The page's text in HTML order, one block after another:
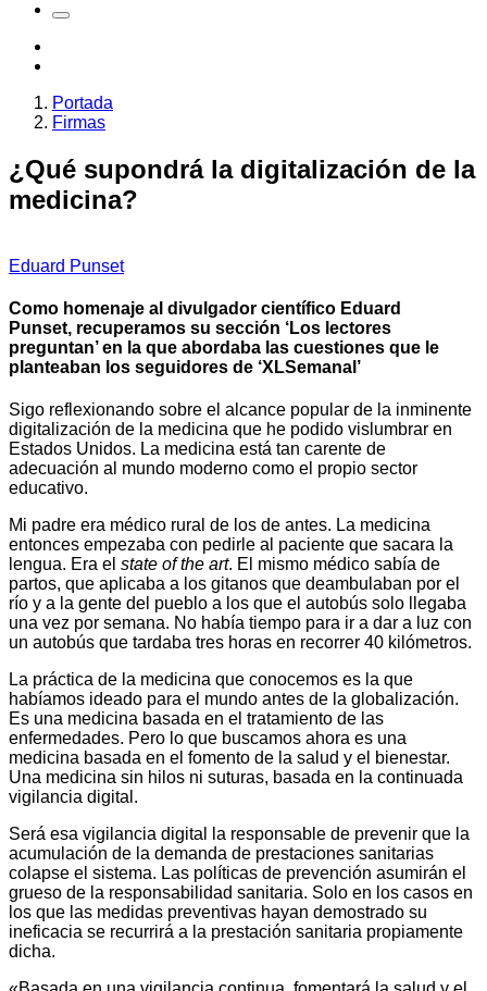
Portada
Firmas
¿Qué supondrá la digitalización de la
medicina?
Eduard Punset
Como homenaje al divulgador científico Eduard
Punset, recuperamos su sección ‘Los lectores
preguntan’ en la que abordaba las cuestiones que le
planteaban los seguidores de ‘XLSemanal’
Sigo reflexionando sobre el alcance popular de la inminente
digitalización de la medicina que he podido vislumbrar en
Estados Unidos. La medicina está tan carente de
adecuación al mundo moderno como el propio sector
educativo.
Mi padre era médico rural de los de antes. La medicina
entonces empezaba con pedirle al paciente que sacara la
lengua. Era el state of the art. El mismo médico sabía de
partos, que aplicaba a los gitanos que deambulaban por el
río y a la gente del pueblo a los que el autobús solo llegaba
una vez por semana. No había tiempo para ir a dar a luz con
un autobús que tardaba tres horas en recorrer 40 kilómetros.
La práctica de la medicina que conocemos es la que
habíamos ideado para el mundo antes de la globalización.
Es una medicina basada en el tratamiento de las
enfermedades. Pero lo que buscamos ahora es una
medicina basada en el fomento de la salud y el bienestar.
Una medicina sin hilos ni suturas, basada en la continuada
vigilancia digital.
Será esa vigilancia digital la responsable de prevenir que la
acumulación de la demanda de prestaciones sanitarias
colapse el sistema. Las políticas de prevención asumirán el
grueso de la responsabilidad sanitaria. Solo en los casos en
los que las medidas preventivas hayan demostrado su
ineficacia se recurrirá a la prestación sanitaria propiamente
dicha.